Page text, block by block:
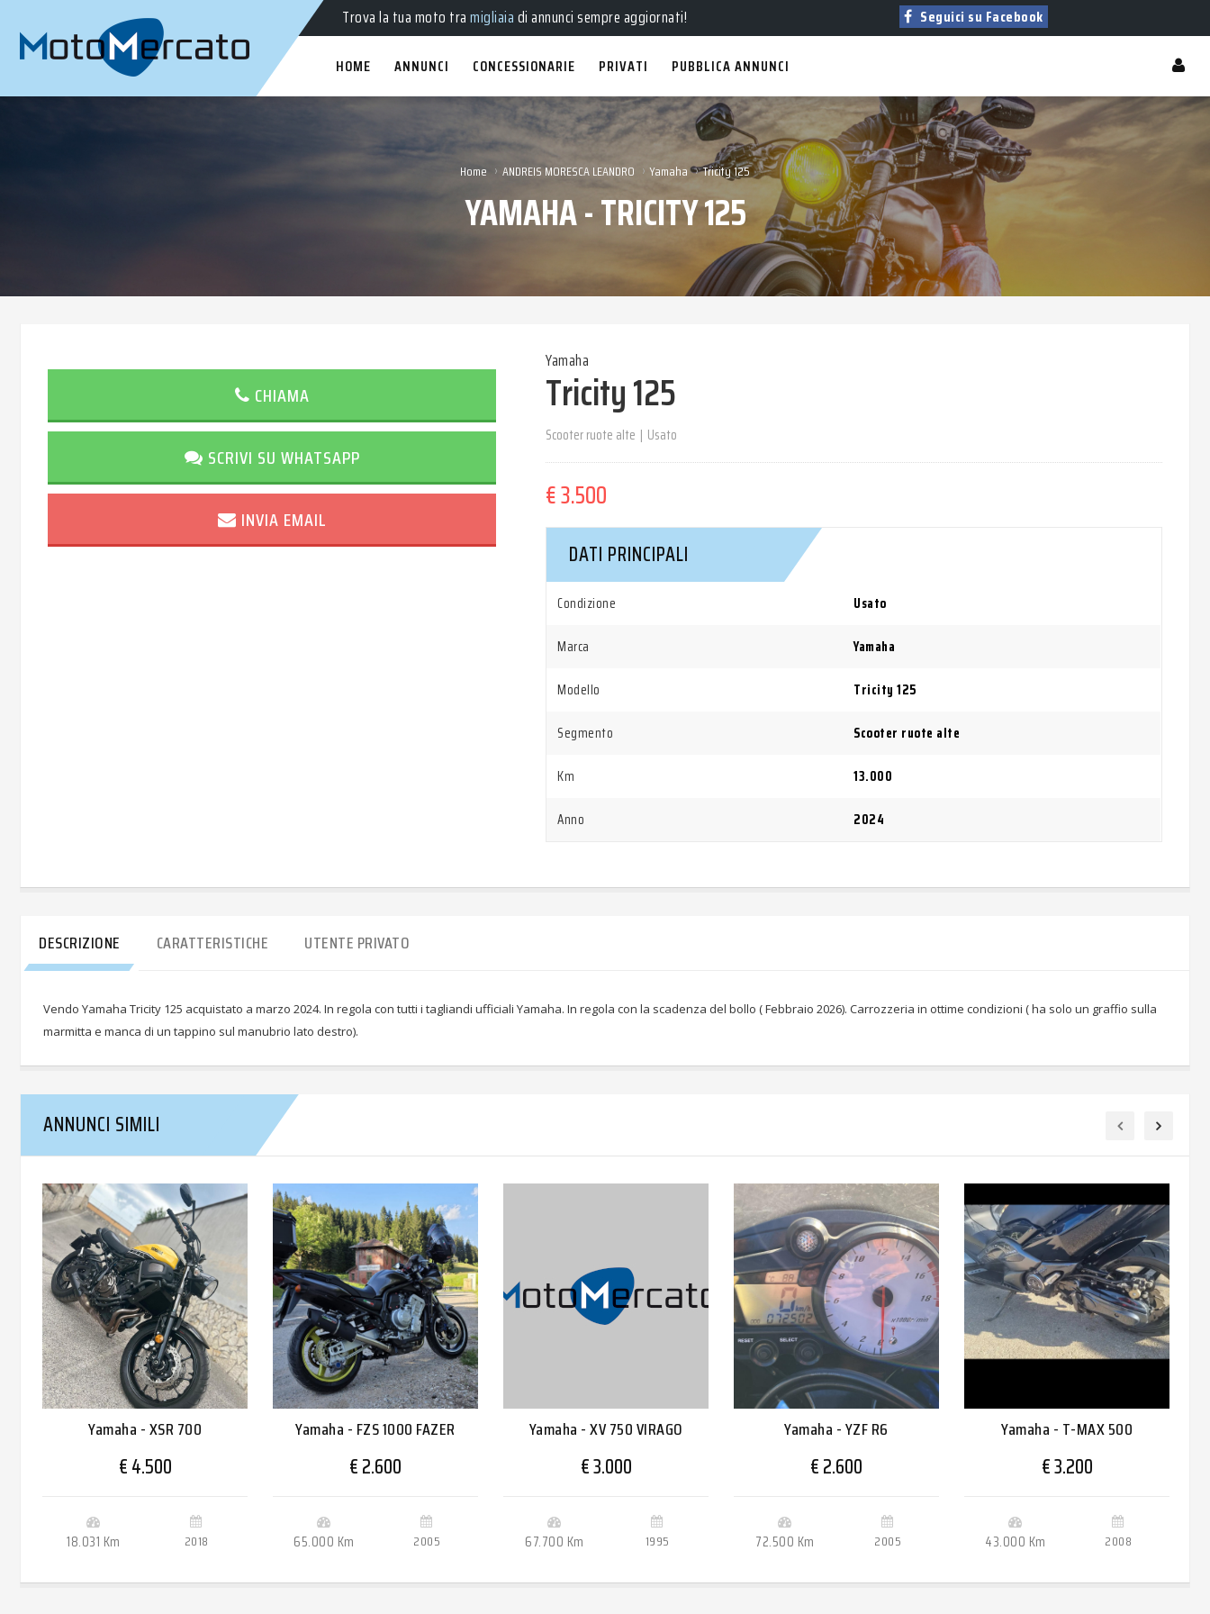
Motonuove,usate, akm 0eaziendaliin vendita!
Trova la tua moto tramigliaiadi annunci sempre aggiornati!
Seguici su Facebook
HOME ANNUNCI CONCESSIONARIE PRIVATI PUBBLICA ANNUNCI
Home › ANDREIS MORESCA LEANDRO › Yamaha › Tricity 125
YAMAHA - TRICITY 125
CHIAMA
SCRIVI SU WHATSAPP
INVIA EMAIL
Yamaha
Tricity 125
Scooter ruote alte | Usato
€ 3.500
DATI PRINCIPALI
Condizione
Usato
Marca
Yamaha
Modello
Tricity 125
Segmento
Scooter ruote alte
Km
13.000
Anno
2024
DESCRIZIONE CARATTERISTICHE UTENTE PRIVATO
Vendo Yamaha Tricity 125 acquistato a marzo 2024. In regola con tutti i tagliandi ufficiali Yamaha. In regola con la scadenza del bollo ( Febbraio 2026). Carrozzeria in ottime condizioni ( ha solo un graffio sulla
marmitta e manca di un tappino sul manubrio lato destro).
ANNUNCI SIMILI
Yamaha - XSR 700
€ 4.500
18.031 Km 2018
Yamaha - FZS 1000 FAZER
€ 2.600
65.000 Km 2005
Yamaha - XV 750 VIRAGO
€ 3.000
67.700 Km 1995
Yamaha - YZF R6
€ 2.600
72.500 Km 2005
Yamaha - T-MAX 500
€ 3.200
43.000 Km 2008